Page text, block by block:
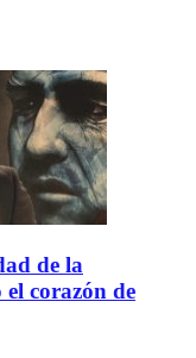
de la
corazón de